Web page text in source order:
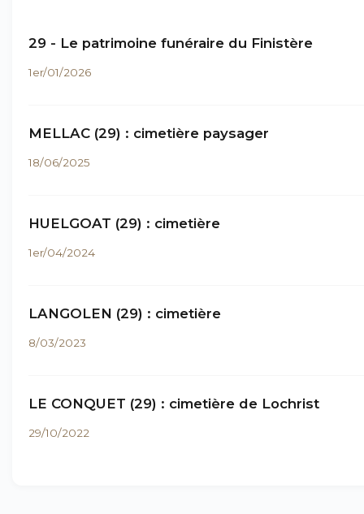
29 - Le patrimoine funéraire du Finistère
1er/01/2026
MELLAC (29) : cimetière paysager
18/06/2025
HUELGOAT (29) : cimetière
1er/04/2024
LANGOLEN (29) : cimetière
8/03/2023
LE CONQUET (29) : cimetière de Lochrist
29/10/2022